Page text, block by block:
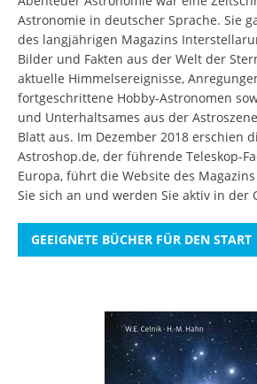
Astronomie in deutscher Sprache. Sie
des langjährigen Magazins
Bilder und Fakten aus der Welt der
aktuelle Himmelsereignisse,
fortgeschrittene Hobby-Astronomen
und Unterhaltsames aus der
Blatt aus. Im Dezember 2018 erschien
Astroshop.de, der führende Teleskop-
Europa, führt die Website des
Sie sich an und werden Sie aktiv in der
GEEIGNETE BÜCHER FÜR DEN START